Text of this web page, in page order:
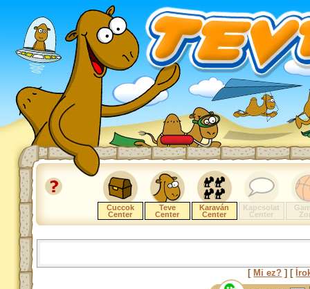
Cuccok
Center
Teve
Center
Karaván
Center
Kapcsolat
Center
[ Mi ez? ] [